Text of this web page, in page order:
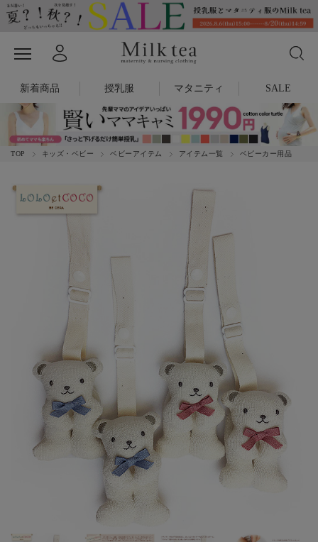
新着商品 授乳服 マタニティ SALE
TOP キッズ・ベビー ベビーアイテム アイテム一覧 ベビーカー用品